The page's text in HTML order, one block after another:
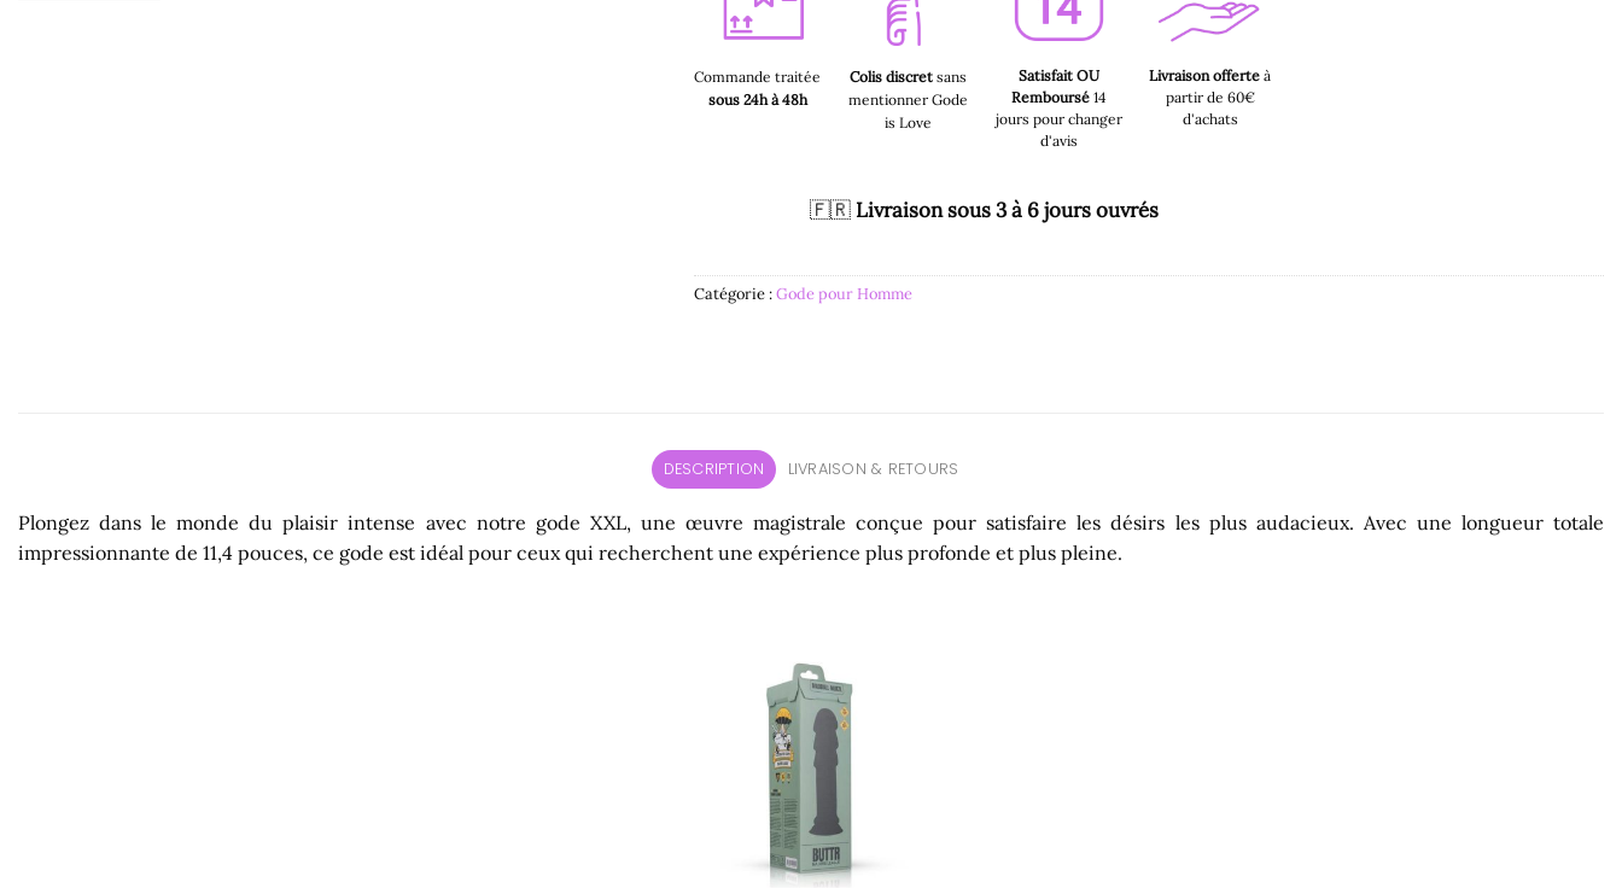
Commande traitée
sous 24h à 48h
Colis discret sans
mentionner Gode
is Love
Satisfait OU
Remboursé 14
jours pour changer
d'avis
Livraison offerte à
partir de 60€
d'achats
🇫🇷 Livraison sous 3 à 6 jours ouvrés
Catégorie :Gode pour Homme
DESCRIPTION LIVRAISON & RETOURS
Plongez dans le monde du plaisir intense avec notre gode XXL, une œuvre magistrale conçue pour satisfaire les désirs les plus audacieux. Avec une longueur totale
impressionnante de 11,4 pouces, ce gode est idéal pour ceux qui recherchent une expérience plus profonde et plus pleine.